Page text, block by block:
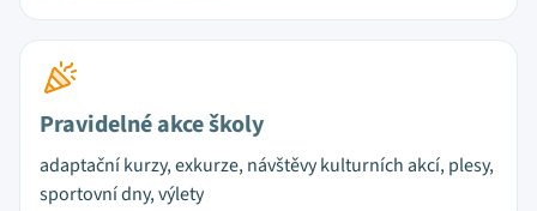
Pravidelné akce školy
adaptační kurzy, exkurze, návštěvy kulturních akcí, plesy,
sportovní dny, výlety